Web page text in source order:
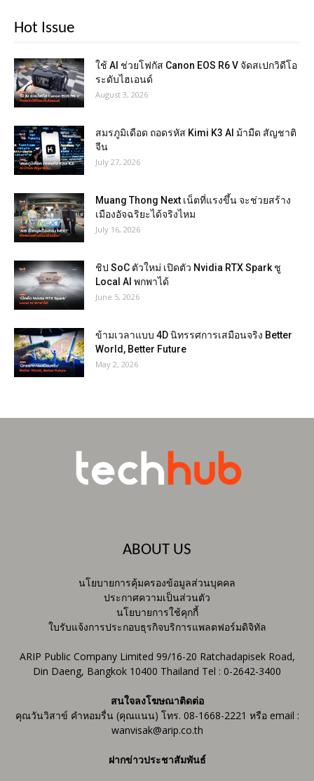
Hot Issue
ใช้ AI ช่วยโฟกัส Canon EOS R6 V จัดสเปกวิดีโอ
ระดับไฮเอนด์
August 3, 2026
สมรภูมิเดือด ถอดรหัส Kimi K3 AI ม้ามืด สัญชาติ
จีน
July 27, 2026
Muang Thong Next เน็ตที่แรงขึ้น จะช่วยสร้าง
เมืองอัจฉริยะได้จริงไหม
July 16, 2026
ชิป SoC ตัวใหม่ เปิดตัว Nvidia RTX Spark ชู
Local AI พกพาได้
June 5, 2026
ข้ามเวลาแบบ 4D นิทรรศการเสมือนจริง Better
World, Better Future
May 2, 2026
ABOUT US
นโยบายการคุ้มครองข้อมูลส่วนบุคคล
ประกาศความเป็นส่วนตัว
นโยบายการใช้คุกกี้
ใบรับแจ้งการประกอบธุรกิจบริการแพลตฟอร์มดิจิทัล
ARIP Public Company Limited 99/16-20 Ratchadapisek Road,
Din Daeng, Bangkok 10400 Thailand Tel : 0-2642-3400
สนใจลงโฆษณาติดต่อ
คุณวันวิสาข์ คำหอมรื่น (คุณแนน) โทร. 08-1668-2221 หรือ email :
wanvisak@arip.co.th
ฝากข่าวประชาสัมพันธ์